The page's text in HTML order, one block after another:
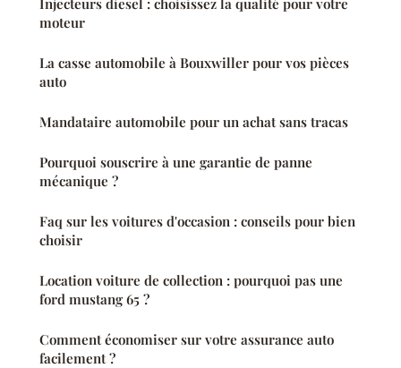
moteur
La casse automobile à Bouxwiller pour vos pièces
auto
Mandataire automobile pour un achat sans tracas
Pourquoi souscrire à une garantie de panne
mécanique ?
Faq sur les voitures d'occasion : conseils pour bien
choisir
Location voiture de collection : pourquoi pas une
ford mustang 65 ?
Comment économiser sur votre assurance auto
facilement ?